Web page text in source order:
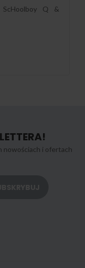
Q &
nowościach i ofertach